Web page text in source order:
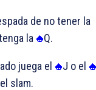
de no tener la
la
Q.
juega el J o el
el slam.